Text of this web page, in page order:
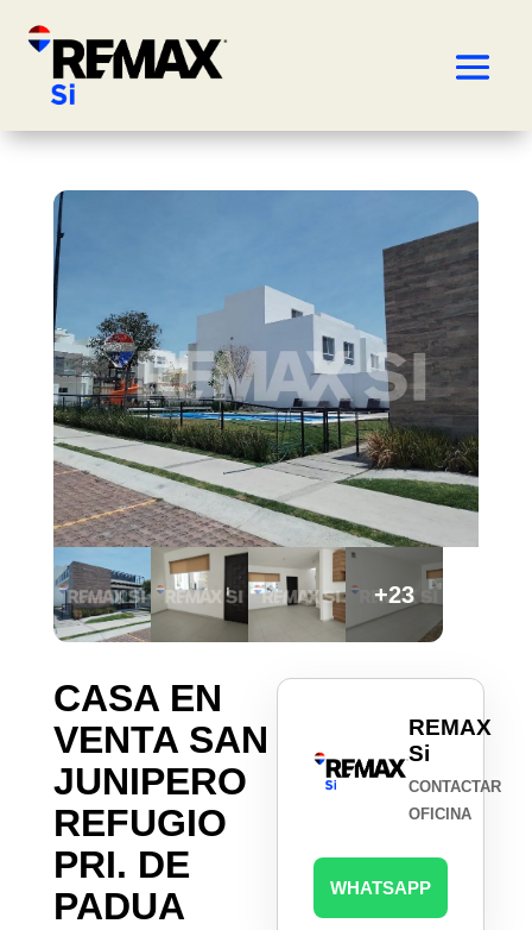
+23
CASA EN
VENTA SAN
JUNIPERO
REFUGIO
PRI. DE
PADUA
REMAX
Si
CONTACTAR
OFICINA
WHATSAPP